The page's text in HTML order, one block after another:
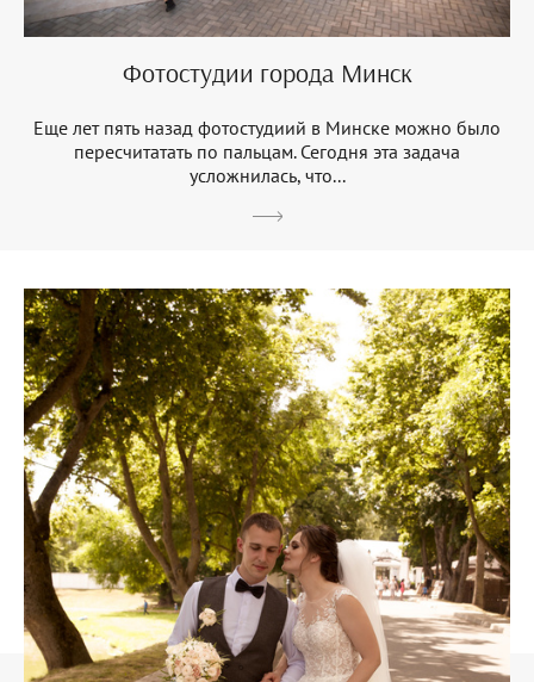
Фотостудии города Минск
Еще лет пять назад фотостудиий в Минске можно было
пересчитатать по пальцам. Сегодня эта задача
усложнилась, что...